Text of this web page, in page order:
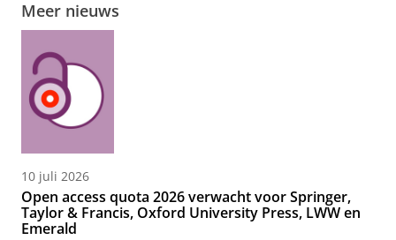
Meer nieuws
10 juli 2026
Open access quota 2026 verwacht voor Springer,
Taylor & Francis, Oxford University Press, LWW en
Emerald